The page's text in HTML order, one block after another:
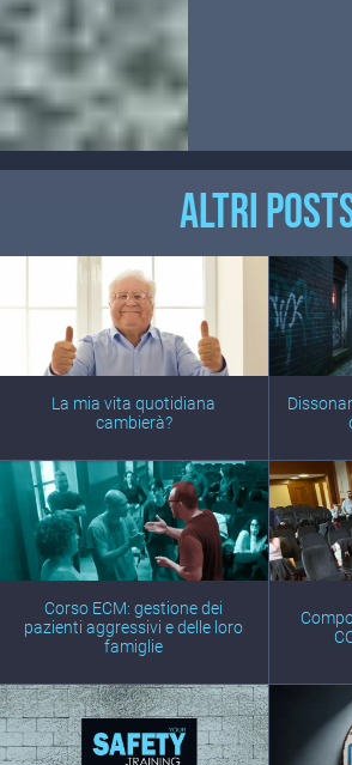
ALTRI
La mia vita quotidiana
cambierà?
Corso ECM: gestione dei
pazienti aggressivi e delle loro
famiglie